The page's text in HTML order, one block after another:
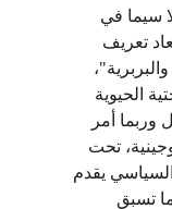
سيما في
تعريف
الحيوية
وربما أمر
تحت
يقدم
تسبق